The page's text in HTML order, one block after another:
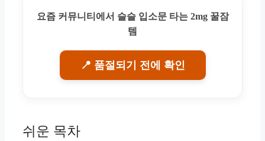
요즘 커뮤니티에서 슬슬 입소문 타는 2mg 꿀잠
템
📍 품절되기 전에 확인
쉬운 목차